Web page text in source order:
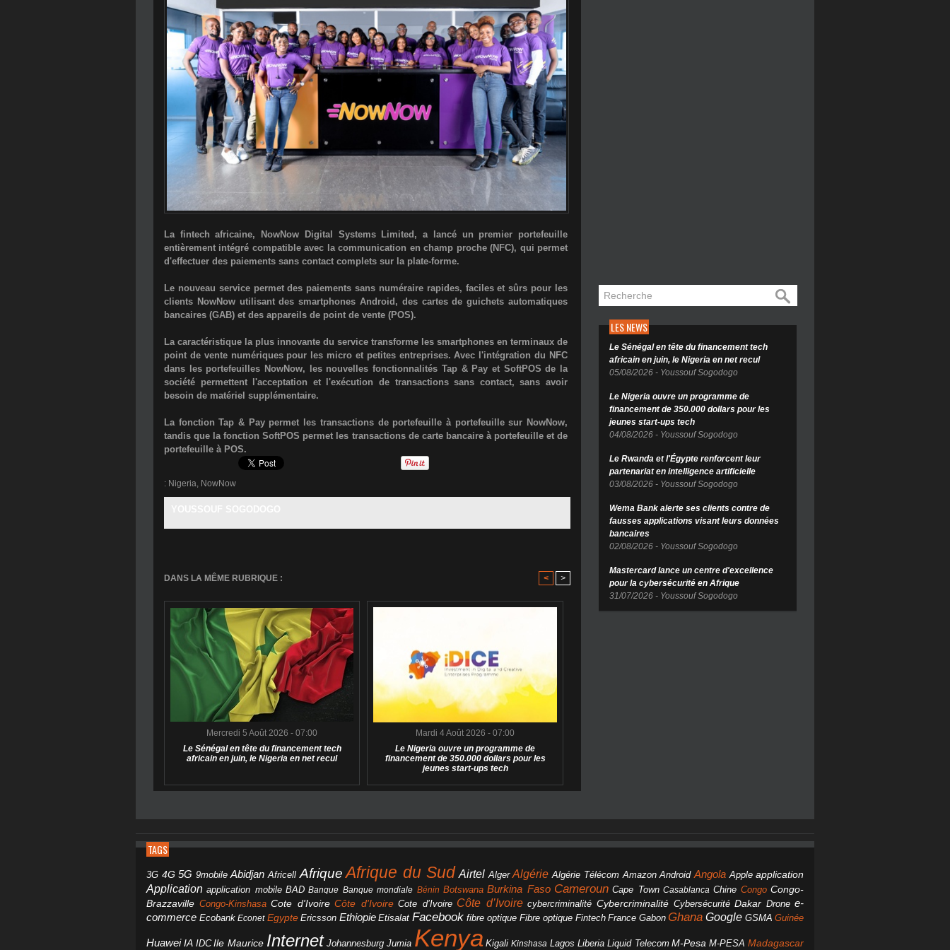
La fintech africaine, NowNow Digital Systems Limited , a lancé un premier portefeuille
entièrement intégré compatible avec lacommunication en champ proche (NFC), qui permet
d'effectuer des paiements sans contact complets sur la plate-forme.
Le nouveau service permet des paiements sans numéraire rapides, faciles et sûrs pour les
clients NowNow utilisant des smartphones Android, des cartes de guichets automatiques
bancaires (GAB) et des appareils de point de vente (POS).
La caractéristique la plus innovante du service transforme les smartphones en terminaux de
point de vente numériques pour les micro et petites entreprises. Avec l'intégration du NFC
dans les portefeuilles NowNow, les nouvelles fonctionnalités Tap & Pay et SoftPOS de la
société permettent l'acceptation et l'exécution de transactions sans contact, sans avoir
besoin de matériel supplémentaire.
La fonction Tap & Pay permet les transactions de portefeuille à portefeuille sur NowNow,
tandis que la fonction SoftPOS permet les transactions de carte bancaire à portefeuille et de
portefeuille à POS.
: Nigeria, NowNow
DANS LA MÊME RUBRIQUE : < >
Mercredi 5 Août 2026 - 07:00
Le Sénégal en tête du financement tech
africain en juin, le Nigeria en net recul
Mardi 4 Août 2026 - 07:00
Le Nigeria ouvre un programme de
financement de 350.000 dollars pour les
jeunes start-ups tech
LES NEWS
Le Sénégal en tête du financement tech
africain en juin, le Nigeria en net recul
05/08/2026 - Youssouf Sogodogo
Le Nigeria ouvre un programme de
financement de 350.000 dollars pour les
jeunes start-ups tech
04/08/2026 - Youssouf Sogodogo
Le Rwanda et l'Égypte renforcent leur
partenariat en intelligence artificielle
03/08/2026 - Youssouf Sogodogo
Wema Bank alerte ses clients contre de
fausses applications visant leurs données
bancaires
02/08/2026 - Youssouf Sogodogo
Mastercard lance un centre d'excellence
pour la cybersécurité en Afrique
31/07/2026 - Youssouf Sogodogo
TAGS
3G 4G 5G 9mobile Abidjan Africell Afrique Afrique du Sud Airtel Alger Algérie Algérie Télécom Amazon Android Angola Apple application
Application application mobile BAD Banque Banque mondiale Bénin Botswana Burkina Faso Cameroun Cape Town Casablanca Chine Congo Congo-
Brazzaville Congo-Kinshasa Cote d'Ivoire Côte d'Ivoire Cote d’Ivoire Côte d’Ivoire cybercriminalité Cybercriminalité Cybersécurité Dakar Drone e-
commerce Ecobank Econet Egypte Ericsson Ethiopie Etisalat Facebook fibre optique Fibre optique Fintech France Gabon Ghana Google GSMA Guinée
Huawei IA IDC Ile Maurice Internet Johannesburg Jumia Kenya Kigali Kinshasa Lagos Liberia Liquid Telecom M-Pesa M-PESA Madagascar